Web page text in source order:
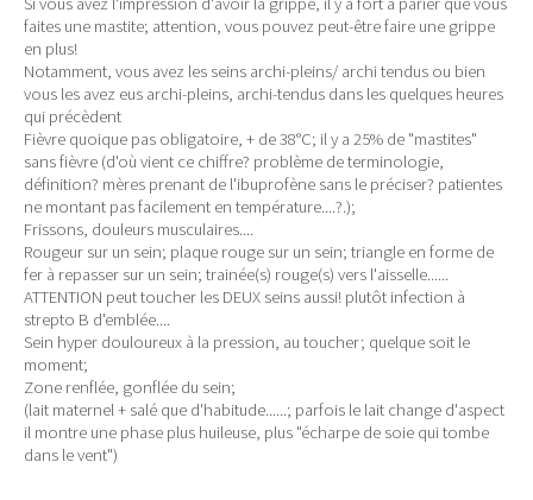
faites une mastite; attention, vous pouvez peut-être faire une grippe
en plus!
Notamment, vous avez les seins archi-pleins/ archi tendus ou bien
vous les avez eus archi-pleins, archi-tendus dans les quelques heures
qui précèdent
Fièvre quoique pas obligatoire, + de 38°C; il y a 25% de "mastites"
sans fièvre (d'où vient ce chiffre? problème de terminologie,
définition? mères prenant de l'ibuprofène sans le préciser? patientes
ne montant pas facilement en température....?.);
Frissons, douleurs musculaires....
Rougeur sur un sein; plaque rouge sur un sein; triangle en forme de
fer à repasser sur un sein; trainée(s) rouge(s) vers l'aisselle......
ATTENTION peut toucher les DEUX seins aussi! plutôt infection à
strepto B d'emblée....
Sein hyper douloureux à la pression, au toucher; quelque soit le
moment;
Zone renflée, gonflée du sein;
(lait maternel + salé que d'habitude......; parfois le lait change d'aspect
il montre une phase plus huileuse, plus "écharpe de soie qui tombe
dans le vent")